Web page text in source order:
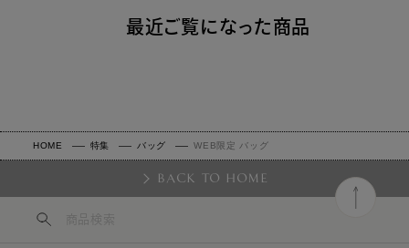
最近ご覧になった商品
HOME 特集 バッグ WEB限定 バッグ
BACK TO HOME